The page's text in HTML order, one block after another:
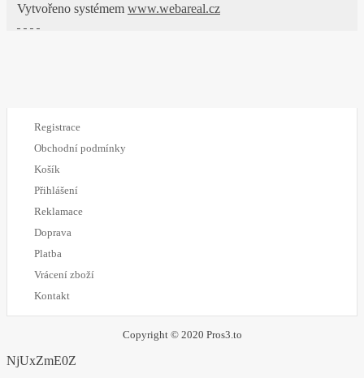
Vytvořeno systémem www.webareal.cz
Registrace
Obchodní podmínky
Košík
Přihlášení
Reklamace
Doprava
Platba
Vrácení zboží
Kontakt
Copyright © 2020 Pros3.to
NjUxZmE0Z